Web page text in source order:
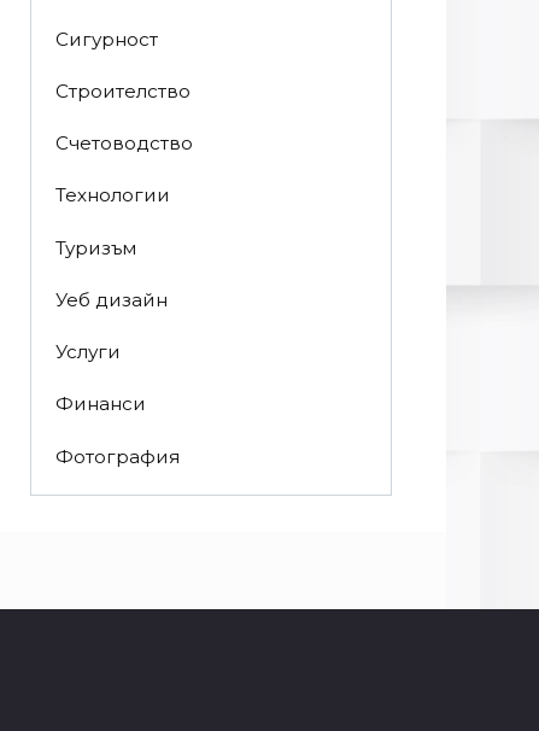
Сигурност
Строителство
Счетоводство
Технологии
Туризъм
Уеб дизайн
Услуги
Финанси
Фотография